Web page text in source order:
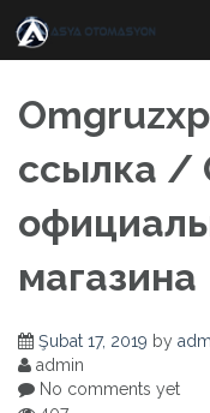
content
ссылка /
магазина
Şubat 17, 2019 by
admin
No comments yet